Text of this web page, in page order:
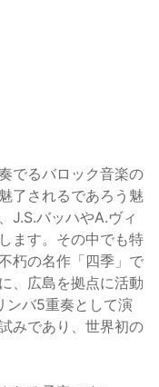
でるバロック音楽の
了されるであろう魅
J.S.バッハやA.ヴィ
ます。その中でも特
朽の名作「四季」で
、広島を拠点に活動
ンバ5重奏として演
みであり、世界初の